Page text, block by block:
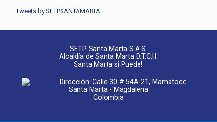
Tweets by SETPSANTAMARTA
SETP Santa Marta S.A.S.
Alcaldía de Santa Marta D.T.C.H.
Santa Marta si Puede!.
Dirección: Calle 30 # 54A-21, Mamatoco
Santa Marta - Magdalena
Colombia